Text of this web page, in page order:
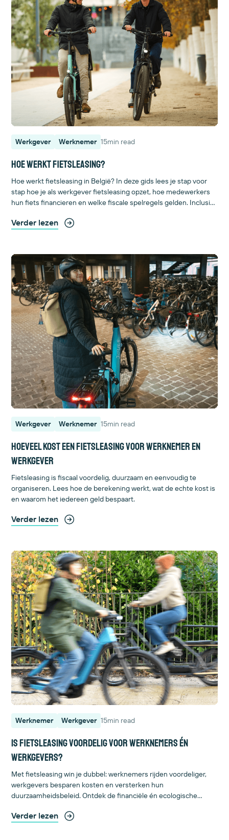
Werkgever Werknemer 15min read
Hoe werkt fietsleasing?
Hoe werkt fietsleasing in België? In deze gids lees je stap voor
stap hoe je als werkgever fietsleasing opzet, hoe medewerkers
hun fiets financieren en welke fiscale spelregels gelden. Inclusief
Verder lezen
Werkgever Werknemer 15min read
Hoeveel kost een fietsleasing voor werknemer en
werkgever
Fietsleasing is fiscaal voordelig, duurzaam en eenvoudig te
organiseren. Lees hoe de berekening werkt, wat de echte kost is
en waarom het iedereen geld bespaart.
Verder lezen
Werknemer Werkgever 15min read
Is fietsleasing voordelig voor werknemers én
werkgevers?
Met fietsleasing win je dubbel: werknemers rijden voordeliger,
werkgevers besparen kosten en versterken hun
duurzaamheidsbeleid. Ontdek de financiële én ecologische
Verder lezen